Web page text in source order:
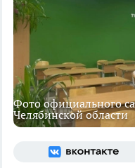
Фото официального
Челябинской области